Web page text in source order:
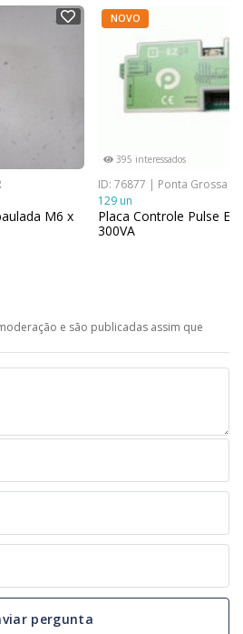
M6 x
NOVO
395 interessados
ID: 76877 | Ponta Grossa -
129 un
Placa Controle Pulse
300VA
e são publicadas assim que
Enviar pergunta